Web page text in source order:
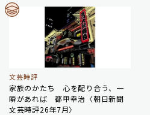
文芸時評
家族のかたち 心を配り合う、一
瞬があれば 都甲幸治〈朝日新聞
文芸時評26年7月〉